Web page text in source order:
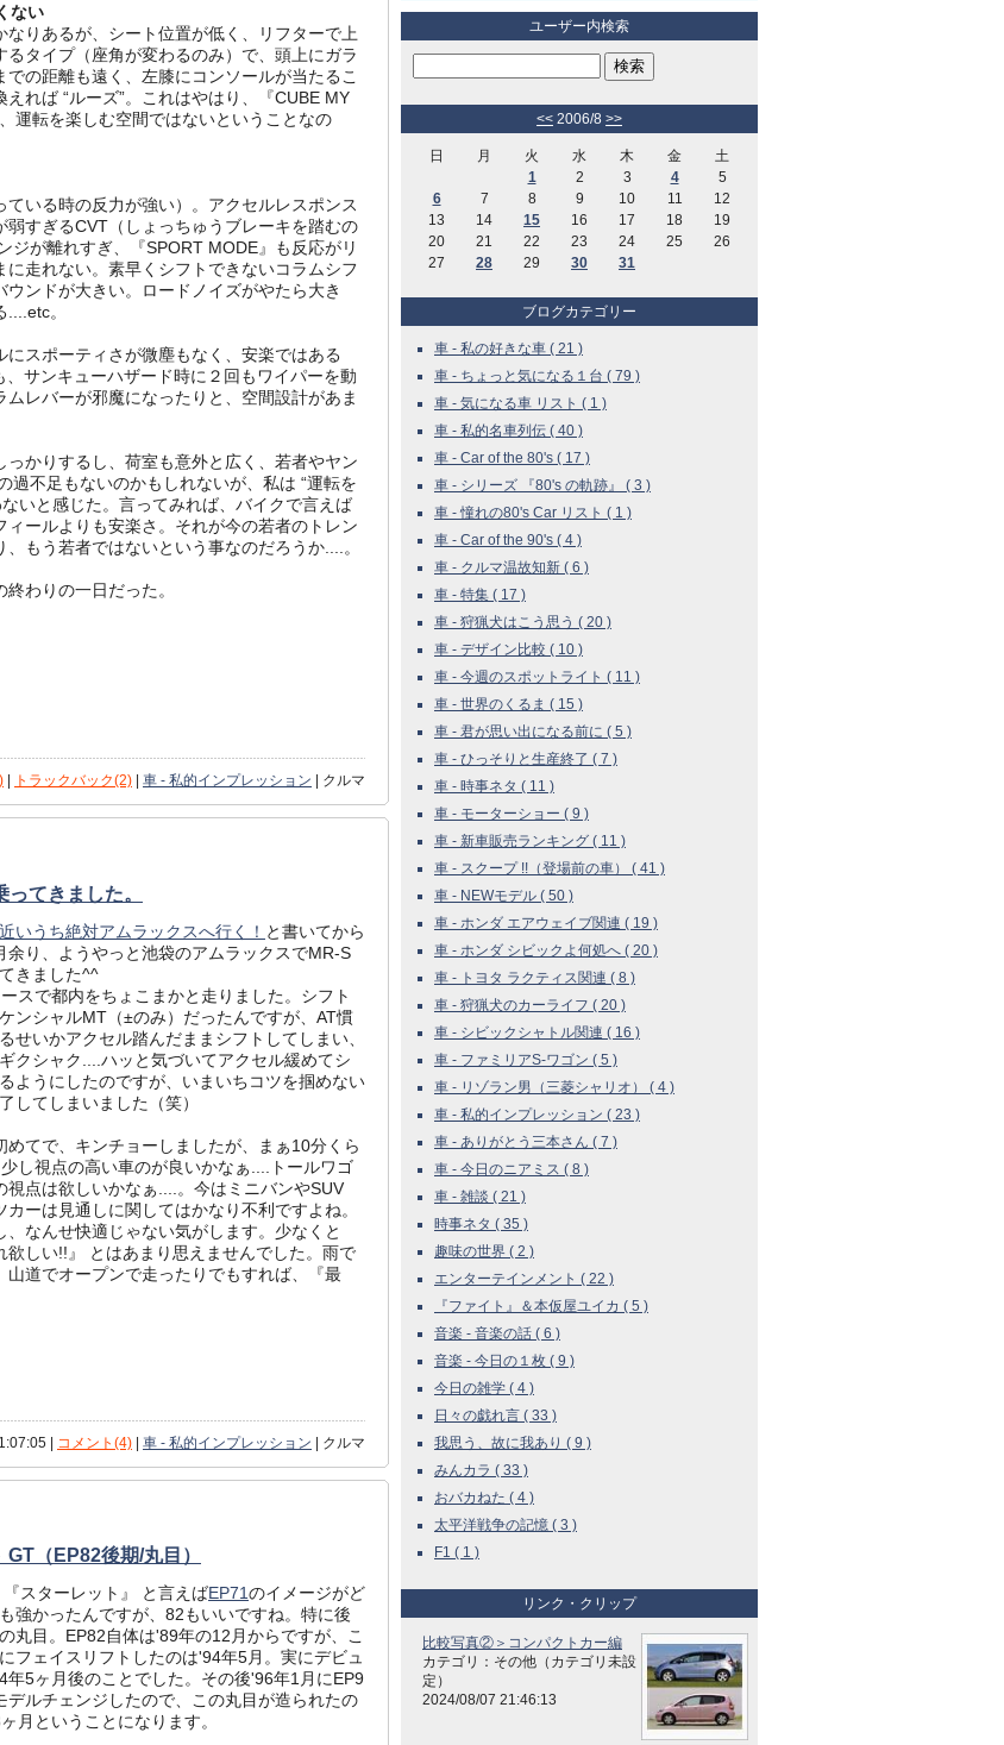
ない
りあるが、シート位置が低く、リフターで上
タイプ（座角が変わるのみ）で、頭上にガラ
の距離も遠く、左膝にコンソールが当たるこ
れば “ルーズ”。これはやはり、『CUBE MY
運転を楽しむ空間ではないということなの
いる時の反力が強い）。アクセルレスポンス
すぎるCVT（しょっちゅうブレーキを踏むの
ジが離れすぎ、『SPORT MODE』も反応がリ
走れない。素早くシフトできないコラムシフ
ンドが大きい。ロードノイズがやたら大き
。
スポーティさが微塵もなく、安楽ではある
サンキューハザード時に２回もワイパーを動
レバーが邪魔になったりと、空間設計があま
かりするし、荷室も意外と広く、若者やヤン
過不足もないのかもしれないが、私は “運転を
いと感じた。言ってみれば、バイクで言えば
ールよりも安楽さ。それが今の若者のトレン
もう若者ではないという事なのだろうか....。
わりの一日だった。
| トラックバック(2) | 車 - 私的インプレッション | クルマ
てきました。
近いうち絶対アムラックスへ行く！ と書いてから
余り、ようやっと池袋のアムラックスでMR-S
きました^^
スで都内をちょこまかと走りました。シフト
ンシャルMT（±のみ）だったんですが、AT慣
せいかアクセル踏んだままシフトしてしまい、
クシャク....ハッと気づいてアクセル緩めてシ
ようにしたのですが、いまいちコツを掴めない
してしまいました（笑）
てで、キンチョーしましたが、まぁ10分くら
し視点の高い車のが良いかなぁ....トールワゴ
点は欲しいかなぁ....。今はミニバンやSUV
ーは見通しに関してはかなり不利ですよね。
なんせ快適じゃない気がします。少なくと
しい!!』 とはあまり思えませんでした。雨で
道でオープンで走ったりでもすれば、『最
| コメント(4) | 車 - 私的インプレッション | クルマ
（EP82後期/丸目）
スターレット』 と言えばEP71のイメージがど
強かったんですが、82もいいですね。特に後
丸目。EP82自体は'89年の12月からですが、こ
フェイスリフトしたのは'94年5月。実にデビュ
年5ヶ月後のことでした。その後'96年1月にEP9
デルチェンジしたので、この丸目が造られたの
月ということになります。
ユーザー内検索
<< 2006/8 >>
日 月 火 水 木 金
土
1
2 3 4
5
6
7 8 9 10 11
12
13
14 15 16 17 18
19
20
21 22 23 24 25
26
27
28 29 30 31
ブログカテゴリー
車 - 私の好きな車 ( 21 )
車 - ちょっと気になる１台 ( 79 )
車 - 気になる車 リスト ( 1 )
車 - 私的名車列伝 ( 40 )
車 - Car of the 80's ( 17 )
車 - シリーズ 『80's の軌跡』 ( 3 )
車 - 憧れの80's Car リスト ( 1 )
車 - Car of the 90's ( 4 )
車 - クルマ温故知新 ( 6 )
車 - 特集 ( 17 )
車 - 狩猟犬はこう思う ( 20 )
車 - デザイン比較 ( 10 )
車 - 今週のスポットライト ( 11 )
車 - 世界のくるま ( 15 )
車 - 君が思い出になる前に ( 5 )
車 - ひっそりと生産終了 ( 7 )
車 - 時事ネタ ( 11 )
車 - モーターショー ( 9 )
車 - 新車販売ランキング ( 11 )
車 - スクープ !!（登場前の車） ( 41 )
車 - NEWモデル ( 50 )
車 - ホンダ エアウェイブ関連 ( 19 )
車 - ホンダ シビックよ何処へ ( 20 )
車 - トヨタ ラクティス関連 ( 8 )
車 - 狩猟犬のカーライフ ( 20 )
車 - シビックシャトル関連 ( 16 )
車 - ファミリアS-ワゴン ( 5 )
車 - リゾラン男（三菱シャリオ） ( 4 )
車 - 私的インプレッション ( 23 )
車 - ありがとう三本さん ( 7 )
車 - 今日のニアミス ( 8 )
車 - 雑談 ( 21 )
時事ネタ ( 35 )
趣味の世界 ( 2 )
エンターテインメント ( 22 )
『ファイト』＆本仮屋ユイカ ( 5 )
音楽 - 音楽の話 ( 6 )
音楽 - 今日の１枚 ( 9 )
今日の雑学 ( 4 )
日々の戯れ言 ( 33 )
我思う、故に我あり ( 9 )
みんカラ ( 33 )
おバカねた ( 4 )
太平洋戦争の記憶 ( 3 )
F1 ( 1 )
リンク・クリップ
比較写真②＞コンパクトカー編
カテゴリ：その他（カテゴリ未設
定）
2024/08/07 21:46:13